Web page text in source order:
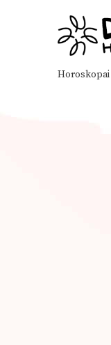
Horoskopai